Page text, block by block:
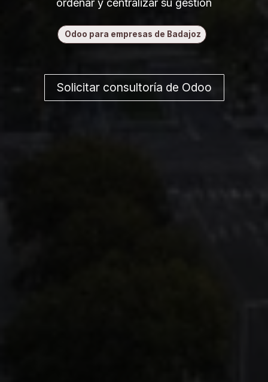
ordenar y centralizar su gestión
Odoo para empresas de Badajoz
Solicitar consultoría de Odoo